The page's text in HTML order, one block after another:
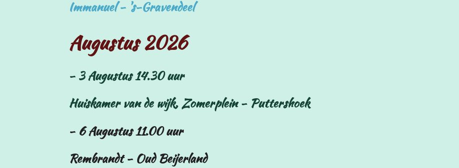
Immanuel - 's-Gravendeel
Augustus 2026
- 3 Augustus 14.30 uur
Huiskamer van de wijk, Zomerplein - Puttershoek
- 6 Augustus 11.00 uur
Rembrandt - Oud Beijerland